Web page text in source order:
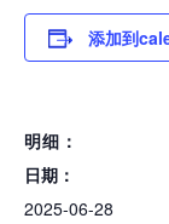
添加到
明细：
日期：
2025-06-28